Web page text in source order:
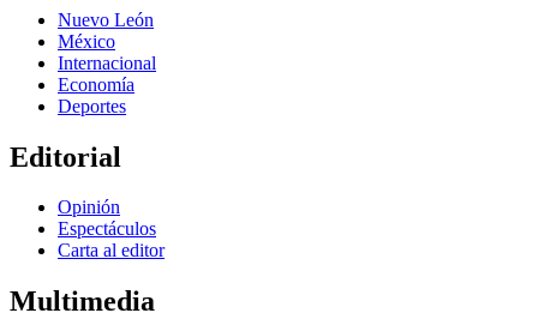
Nuevo León
México
Internacional
Economía
Deportes
Editorial
Opinión
Espectáculos
Carta al editor
Multimedia